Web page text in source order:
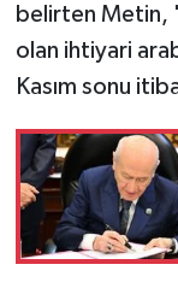
belirten Metin,
olan ihtiyari
Kasım sonu